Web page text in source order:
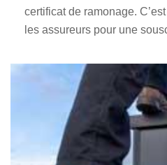
certificat de ramonage.
les assureurs pour une